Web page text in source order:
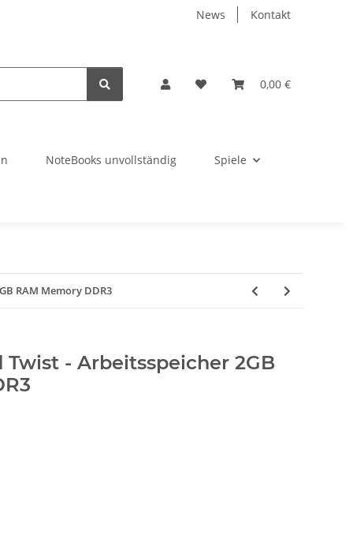
News Kontakt
0,00 €
NoteBooks unvollständig Spiele
RAM Memory DDR3
Twist - Arbeitsspeicher 2GB